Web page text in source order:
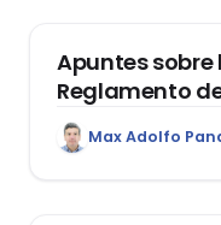
Apuntes
Reglamento
1400, que
Garantía
Max Adolfo